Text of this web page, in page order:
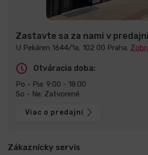
Zastavte sa za nami v
U Pekáren 1644/1a, 102 00 Praha.
Otváracia doba:
Po - Pia: 9:00 - 18:00
So - Ne: Zatvorené
Viac o predajni
Zákaznícky servis